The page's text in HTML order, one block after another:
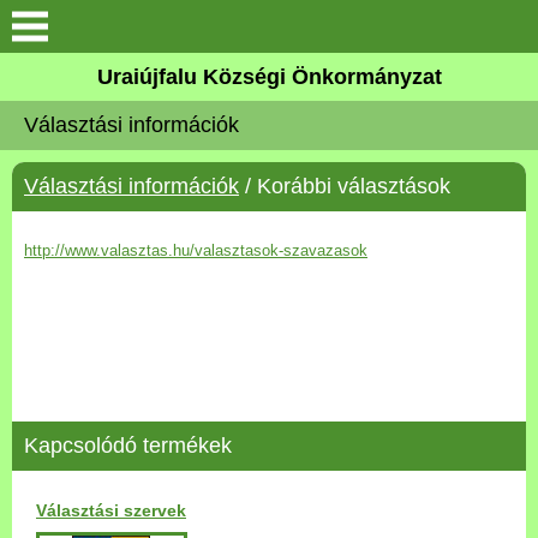
Köszöntő
Elérhetőségek
Uraiújfalu
Önkormányzat
Versenyképes Járások
Program
Uraiújfalu Községi Önkormányzat
Választási információk
Választási információk / Korábbi választások
http://www.valasztas.hu/valasztasok-szavazasok
Kapcsolódó termékek
Választási szervek